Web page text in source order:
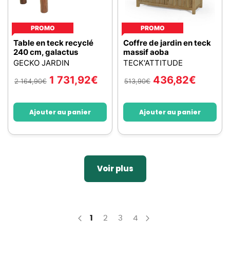
PROMO
Table en teck recyclé
240 cm, galactus
GECKO JARDIN
2 164,90€ 1 731,92€
Ajouter au panier
PROMO
Coffre de jardin en teck
massif aoba
TECK'ATTITUDE
513,90€ 436,82€
Ajouter au panier
Voir plus
Page
Précédent
You're currently reading page
1 Page
2 Page
3 Page
4